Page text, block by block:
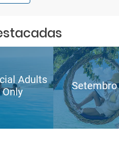
Adults
Only
Setembro